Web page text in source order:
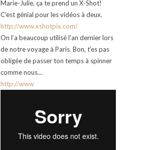
Marie-Julie, ça te prend un X-Shot!
C’est génial pour les vidéos à deux.
http://www.xshotpix.com/
On l’a beaucoup utilisé l’an dernier lors
de notre voyage à Paris. Bon, t’es pas
obligée de passer ton temps à spinner
comme nous…
http://www